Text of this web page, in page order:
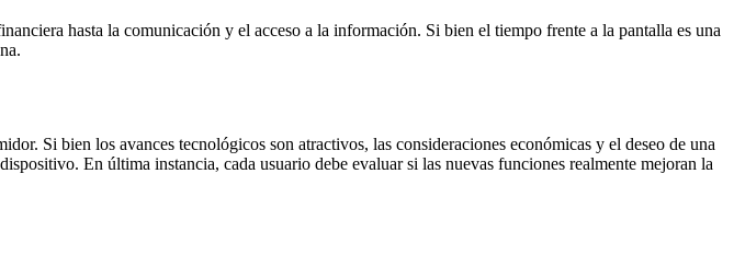
hasta la comunicación y el acceso a la información. Si bien el tiempo frente a la pantalla es una
Si bien los avances tecnológicos son atractivos, las consideraciones económicas y el deseo de una
En última instancia, cada usuario debe evaluar si las nuevas funciones realmente mejoran la